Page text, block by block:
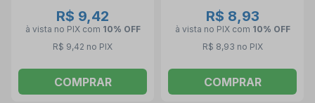
R$ 9,42
à vista no PIX com 10% OFF
R$ 9,42 no PIX
COMPRAR
R$ 8,93
à vista no PIX com 10% OFF
R$ 8,93 no PIX
COMPRAR